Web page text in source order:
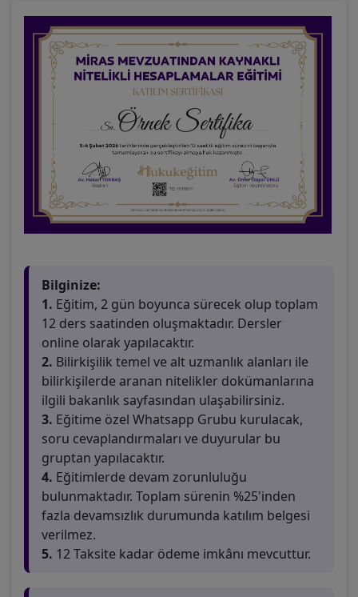
Bilginize:
1. Eğitim, 2 gün boyunca sürecek olup toplam
12 ders saatinden oluşmaktadır. Dersler
online olarak yapılacaktır.
2. Bilirkişilik temel ve alt uzmanlık alanları ile
bilirkişilerde aranan nitelikler dokümanlarına
ilgili bakanlık sayfasından ulaşabilirsiniz.
3. Eğitime özel Whatsapp Grubu kurulacak,
soru cevaplandırmaları ve duyurular bu
gruptan yapılacaktır.
4. Eğitimlerde devam zorunluluğu
bulunmaktadır. Toplam sürenin %25'inden
fazla devamsızlık durumunda katılım belgesi
verilmez.
5. 12 Taksite kadar ödeme imkânı mevcuttur.